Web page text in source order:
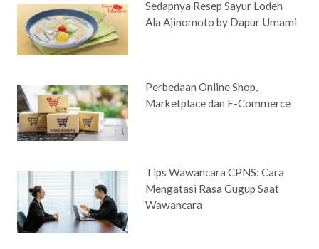
Sedapnya Resep Sayur Lodeh
Ala Ajinomoto by Dapur Umami
Perbedaan Online Shop,
Marketplace dan E-Commerce
Tips Wawancara CPNS: Cara
Mengatasi Rasa Gugup Saat
Wawancara